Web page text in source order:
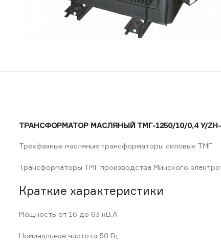
ТРАНСФОРМАТОР МАСЛЯНЫЙ ТМГ-1250/10/0,4 У/
Трехфазные масляные трансформаторы силовые ТМГ
Трансформаторы ТМГ производства Минского
Краткие характеристики
Мощность от 16 до 63 кВ.А
Номинальная частота 50 Гц.